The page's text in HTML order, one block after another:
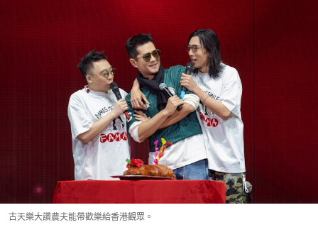
古天樂大讚農夫能帶歡樂給香港觀眾。